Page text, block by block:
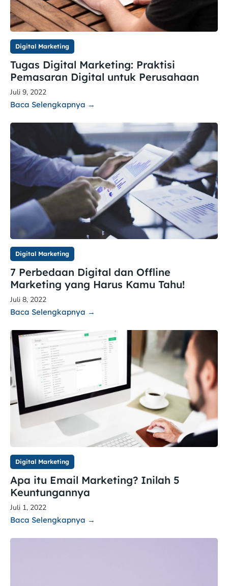
Digital Marketing
Tugas Digital Marketing: Praktisi
Pemasaran Digital untuk Perusahaan
Juli 9, 2022
Baca Selengkapnya →
Digital Marketing
7 Perbedaan Digital dan Offline
Marketing yang Harus Kamu Tahu!
Juli 8, 2022
Baca Selengkapnya →
Digital Marketing
Apa itu Email Marketing? Inilah 5
Keuntungannya
Juli 1, 2022
Baca Selengkapnya →